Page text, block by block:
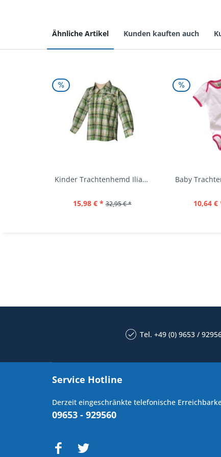
Ähnliche Artikel Kunden kauften auch
Kinder Trachtenhemd Ilias giftgrün langarm...
15,98 € * 32,95 € * 10,64 €
Tel. +49 (0) 9653 /
Service Hotline
Derzeit eingeschränkte telefonische
09653 - 929560